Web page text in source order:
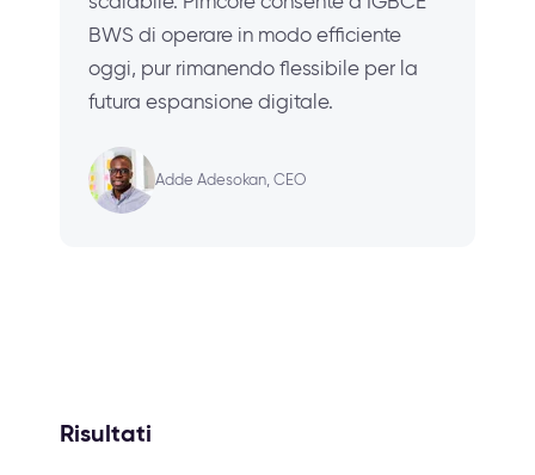
BWS di operare in modo efficiente
oggi, pur rimanendo flessibile per la
futura espansione digitale.
Adde Adesokan, CEO
Risultati